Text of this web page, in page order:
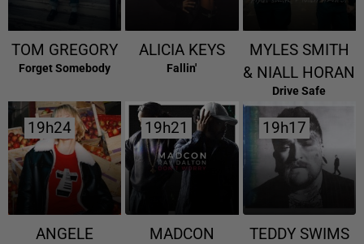
TOM GREGORY
Forget Somebody
ALICIA KEYS
Fallin'
MYLES SMITH
& NIALL HORAN
Drive Safe
19h24
19h24
ANGELE
19h21
19h21
MADCON
19h17
19h17
TEDDY SWIMS